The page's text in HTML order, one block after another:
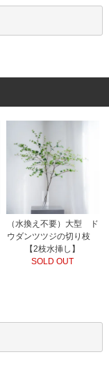
（水換え不要）大型 ド
ウダンツツジの切り枝
【2枝水挿し】
SOLD OUT